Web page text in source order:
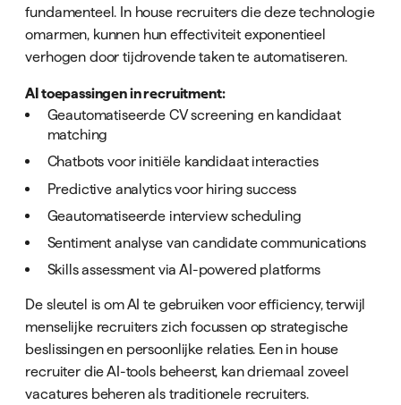
fundamenteel. In house recruiters die deze technologie
omarmen, kunnen hun effectiviteit exponentieel
verhogen door tijdrovende taken te automatiseren.
AI toepassingen in recruitment:
Geautomatiseerde CV screening en kandidaat
matching
Chatbots voor initiële kandidaat interacties
Predictive analytics voor hiring success
Geautomatiseerde interview scheduling
Sentiment analyse van candidate communications
Skills assessment via AI-powered platforms
De sleutel is om AI te gebruiken voor efficiency, terwijl
menselijke recruiters zich focussen op strategische
beslissingen en persoonlijke relaties. Een in house
recruiter die AI-tools beheerst, kan driemaal zoveel
vacatures beheren als traditionele recruiters.